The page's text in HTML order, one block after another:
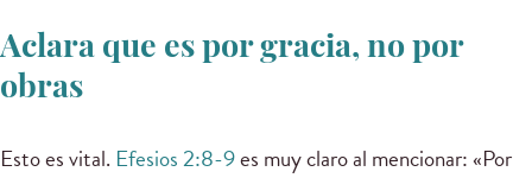
Aclara que es por gracia, no por
obras
Esto es vital. Efesios 2:8-9es muy claro al mencionar: «Por